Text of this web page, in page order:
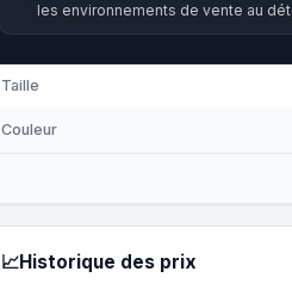
les environnements de vente au
Taille
Couleur
📈Historique des prix